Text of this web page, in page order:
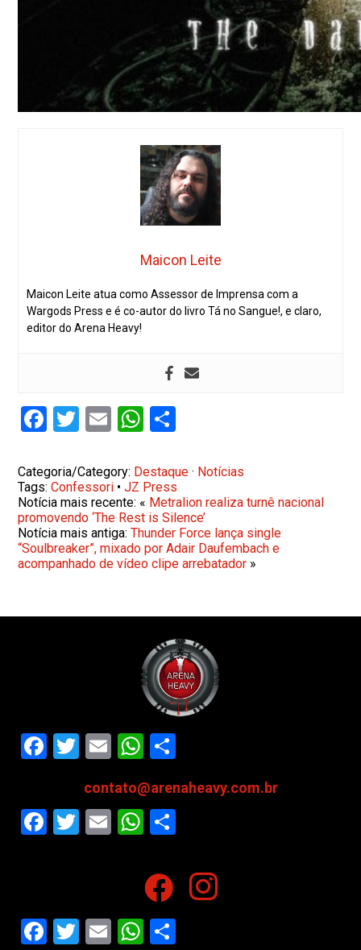
Maicon Leite
Maicon Leite atua como Assessor de Imprensa com a
Wargods Press e é co-autor do livro Tá no Sangue!, e claro,
editor do Arena Heavy!
Facebook
Twitter
EmailWhatsApp
Categoria/Category: Destaque · Notícias
Tags:Confessori •JZ Press
Notícia mais recente: « Metralion realiza turnê nacional
promovendo ‘The Rest is Silence’
Notícia mais antiga:Thunder Force lança single
“Soulbreaker”, mixado por Adair Daufembach e
acompanhado de vídeo clipe arrebatador »
Facebook
Twitter
EmailWhatsApp
contato@arenaheavy.com.br
Facebook
Twitter
EmailWhatsApp
Facebook
Twitter
EmailWhatsApp